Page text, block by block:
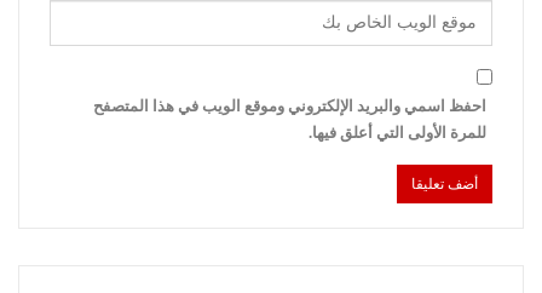
احفظ اسمي والبريد الإلكتروني وموقع الويب في هذا المتصفح
للمرة الأولى التي أعلق فيها.